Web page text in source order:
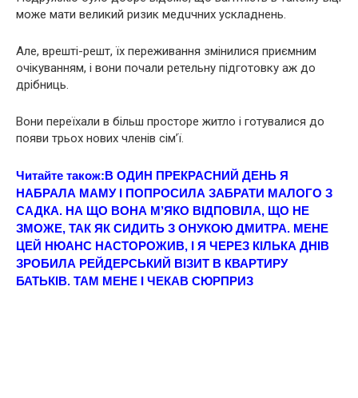
може мати великий ризик медuчних усклaднень.
Але, врешті-решт, їх переживання змінилися приємним
очікуванням, і вони почали ретельну підготовку аж до
дрібниць.
Вони переїхали в більш просторе житло і готувалися до
появи трьох нових члeнів сім’ї.
Читайте також:В ОДИН ПРЕКРАСНИЙ ДЕНЬ Я
НАБРАЛА МАМУ І ПОПРОСИЛА ЗАБРАТИ МАЛОГО З
САДКА. НА ЩО ВОНА М’ЯКО ВІДПОВІЛА, ЩО НЕ
ЗМОЖЕ, ТАК ЯК СИДИТЬ З ОНУКОЮ ДМИТРА. МЕНЕ
ЦЕЙ НЮАНС НАСТОРОЖИВ, І Я ЧЕРЕЗ КІЛЬКА ДНІВ
ЗРОБИЛА РEЙДEРСЬКИЙ ВІЗИТ В КВАРТИРУ
БАТЬКІВ. ТАМ МЕНЕ I ЧЕКАВ СЮРПРИЗ